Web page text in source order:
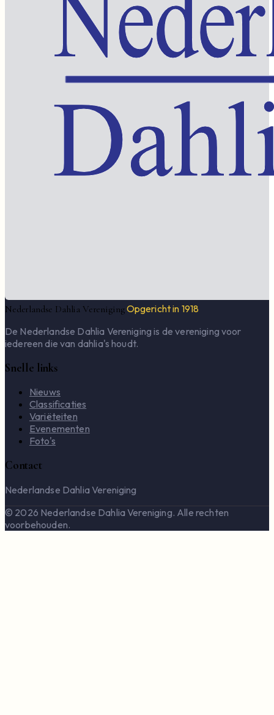
Nederlandse Dahlia VerenigingOpgericht in 1918
De Nederlandse Dahlia Vereniging is de vereniging voor
iedereen die van dahlia's houdt.
Snelle links
Nieuws
Classificaties
Variëteiten
Evenementen
Foto's
Contact
Nederlandse Dahlia Vereniging
© 2026 Nederlandse Dahlia Vereniging. Alle rechten
voorbehouden.